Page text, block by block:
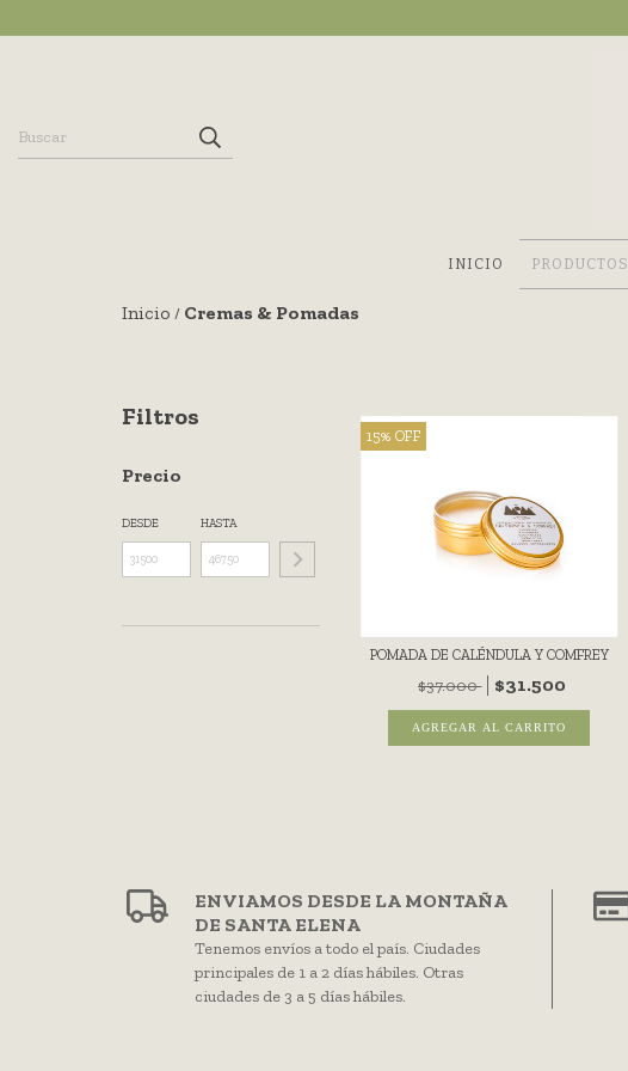
INICIO PRODUCTOS
Inicio / Cremas & Pomadas
Filtros
Precio
DESDE HASTA
15% OFF
POMADA DE CALÉNDULA Y COMFREY
$37.000 $31.500
ENVIAMOS DESDE LA MONTAÑA
DE SANTA ELENA
Tenemos envíos a todo el país. Ciudades
principales de 1 a 2 días hábiles. Otras
ciudades de 3 a 5 días hábiles.